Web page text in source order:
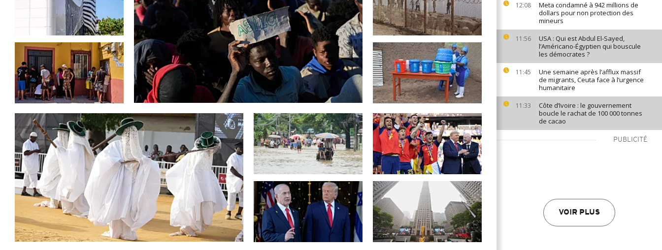
12:08
Meta condamné à 942 millions de
dollars pour non protection des
mineurs
11:56
USA : Qui est Abdul El-Sayed,
l’Américano-Égyptien qui bouscule
les démocrates ?
11:45
Une semaine après l’afflux massif
de migrants, Ceuta face à l’urgence
humanitaire
11:33
Côte d’Ivoire : le gouvernement
boucle le rachat de 100 000 tonnes
de cacao
PUBLICITÉ
VOIR PLUS